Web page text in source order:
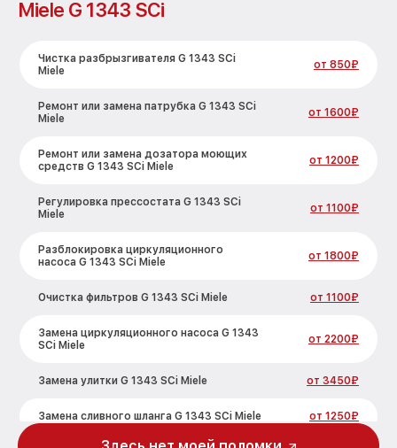
Miele G 1343 SCi
Чистка разбрызгивателя G 1343 SCi
Miele
от 850₽
Ремонт или замена патрубка G 1343 SCi
Miele
от 1600₽
Ремонт или замена дозатора моющих
средств G 1343 SCi Miele
от 1200₽
Регулировка прессостата G 1343 SCi
Miele
от 1100₽
Разблокировка циркуляционного
насоса G 1343 SCi Miele
от 1800₽
Очистка фильтров G 1343 SCi Miele от 1100₽
Замена циркуляционного насоса G 1343
SCi Miele
от 2200₽
Замена улитки G 1343 SCi Miele от 3450₽
Замена сливного шланга G 1343 SCi Miele от 1250₽